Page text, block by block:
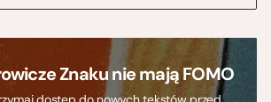
Znaku nie mają FOMO